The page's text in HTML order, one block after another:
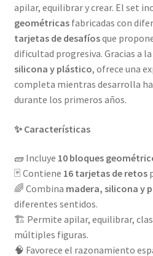
apilar, equilibrar y crear. El set
geométricasfabricadas con
tarjetas de desafíosque
dificultad progresiva. Gracias a
silicona y plástico, ofrece una
completa mientras desarrolla
durante los primeros años.
✨ Características
🧱 Incluye 10 bloques
🃏 Contiene 16 tarjetas de retos
🌈 Combina madera, silicona y
diferentes sentidos.
🏗️ Permite apilar, equilibrar,
múltiples figuras.
🧠 Favorece el razonamiento